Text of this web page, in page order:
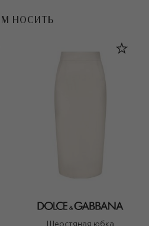
НОСИТЬ
Шерстяная юбка